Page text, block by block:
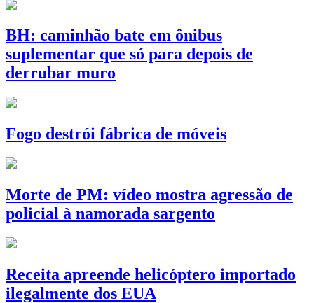
BH: caminhão bate em ônibus
suplementar que só para depois de
derrubar muro
Fogo destrói fábrica de móveis
Morte de PM: vídeo mostra agressão de
policial à namorada sargento
Receita apreende helicóptero importado
ilegalmente dos EUA